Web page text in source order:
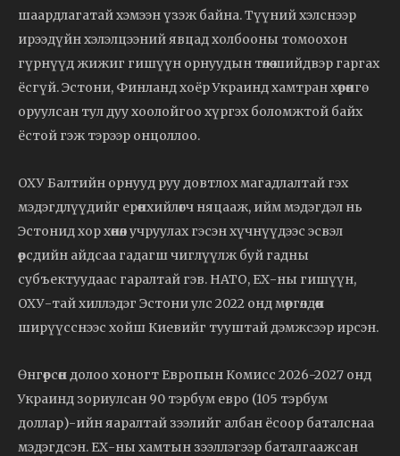
шаардлагатай хэмээн үзэж байна. Түүний хэлснээр
ирээдүйн хэлэлцээний явцад холбооны томоохон
гүрнүүд жижиг гишүүн орнуудын төлөө шийдвэр гаргах
ёсгүй. Эстони, Финланд хоёр Украинд хамтран хөрөнгө
оруулсан тул дуу хоолойгоо хүргэх боломжтой байх
ёстой гэж тэрээр онцоллоо.
ОХУ Балтийн орнууд руу довтлох магадлалтай гэх
мэдэгдлүүдийг ерөнхийлөгч няцааж, ийм мэдэгдэл нь
Эстонид хор хөнөөл учруулах гэсэн хүчнүүдээс эсвэл
өөрсдийн айдсаа гадагш чиглүүлж буй гадны
субъектуудаас гаралтай гэв. НАТО, ЕХ-ны гишүүн,
ОХУ-тай хиллэдэг Эстони улс 2022 онд мөргөлдөөн
ширүүсснээс хойш Киевийг тууштай дэмжсээр ирсэн.
Өнгөрсөн долоо хоногт Европын Комисс 2026-2027 онд
Украинд зориулсан 90 тэрбум евро (105 тэрбум
доллар)-ийн яаралтай зээлийг албан ёсоор баталснаа
мэдэгдсэн. ЕХ-ны хамтын зээллэгээр баталгаажсан